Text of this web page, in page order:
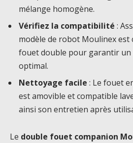
mélange homogène.
Vérifiez la compatibilité :
modèle de robot Moulinex est
fouet double pour garantir
optimal.
Nettoyage facile : Le fouet
est amovible et compatible
ainsi son entretien après
Le double fouet companion